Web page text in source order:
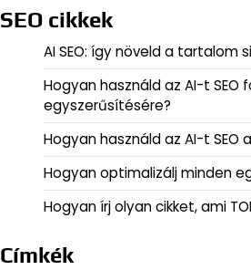
SEO cikkek
AI SEO: így növeld a tartalom
Hogyan használd az AI-t SEO
egyszerűsítésére?
Hogyan használd az AI-t SEO
Hogyan optimalizálj minden
Hogyan írj olyan cikket, ami
Címkék